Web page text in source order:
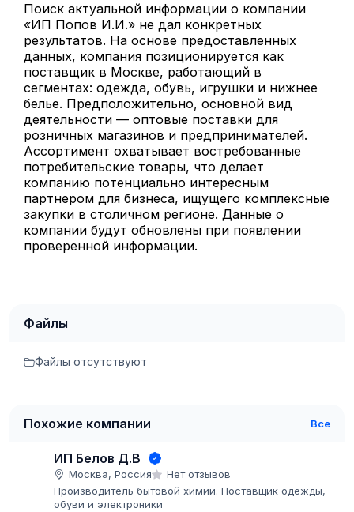
Поиск актуальной информации о компании
«ИП Попов И.И.» не дал конкретных
результатов. На основе предоставленных
данных, компания позиционируется как
поставщик в Москве, работающий в
сегментах: одежда, обувь, игрушки и нижнее
белье. Предположительно, основной вид
деятельности — оптовые поставки для
розничных магазинов и предпринимателей.
Ассортимент охватывает востребованные
потребительские товары, что делает
компанию потенциально интересным
партнером для бизнеса, ищущего комплексные
закупки в столичном регионе. Данные о
компании будут обновлены при появлении
проверенной информации.
Файлы
Файлы отсутствуют
Похожие компании Все
ИП Белов Д.В
Москва, Россия
Нет отзывов
Производитель бытовой химии. Поставщик одежды,
обуви и электроники